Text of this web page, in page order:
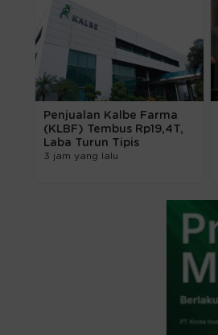
Penjualan Kalbe Farma
(KLBF) Tembus Rp19,4T,
Laba Turun Tipis
3 jam yang lalu